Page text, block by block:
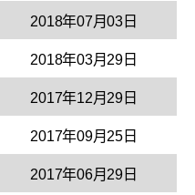
2018年07月03日
2018年03月29日
2017年12月29日
2017年09月25日
2017年06月29日